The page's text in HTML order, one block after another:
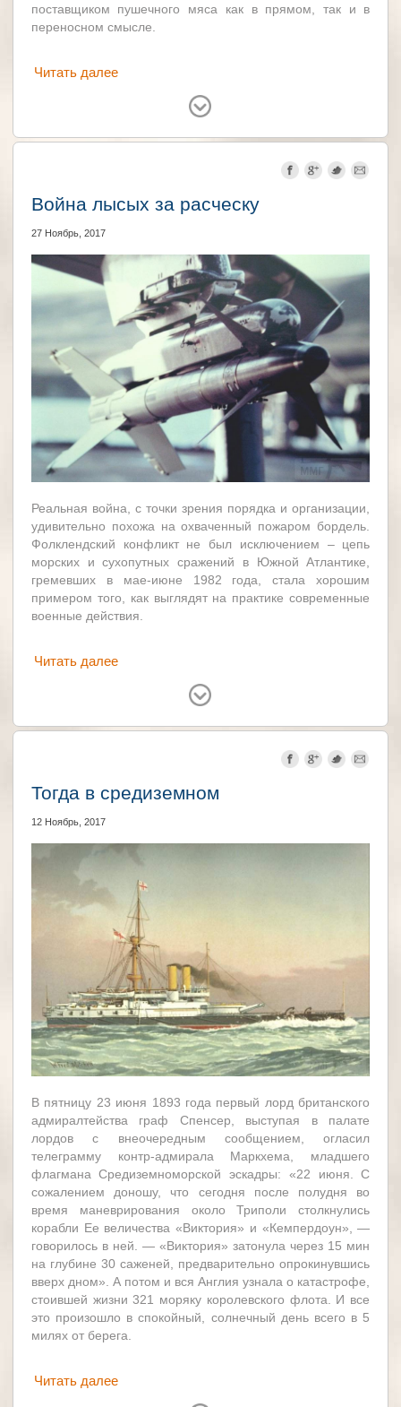
поставщиком пушечного мяса как в прямом, так и в
переносном смысле.
Читать далее
Великобритания
Война лысых за расческу
27 Ноябрь, 2017
Реальная война, с точки зрения порядка и организации,
удивительно похожа на охваченный пожаром бордель.
Фолклендский конфликт не был исключением – цепь
морских и сухопутных сражений в Южной Атлантике,
гремевших в мае-июне 1982 года, стала хорошим
примером того, как выглядят на практике современные
военные действия.
Читать далее
Великобритания Аргентина
Тогда в средиземном
12 Ноябрь, 2017
В пятницу 23 июня 1893 года пер­вый лорд британского
адмиралтей­ства граф Спенсер, выступая в пала­те
лордов с внеочередным сообщени­ем, огласил
телеграмму контр-адми­рала Маркхема, младшего
флагмана Средиземноморской эскадры: «22 ию­ня. С
сожалением доношу, что се­годня после полудня во
время ма­неврирования около Триполи столк­нулись
корабли Ее величества «Вик­тория» и «Кемпердоун», —
говори­лось в ней. — «Виктория» затонула через 15 мин
на глубине 30 саженей, предварительно опрокинувшись
вверх дном». А потом и вся Англия узна­ла о катастрофе,
стоившей жизни 321 моряку королевского флота. И все
это произошло в спокойный, солнечный день всего в 5
милях от берега.
Читать далее